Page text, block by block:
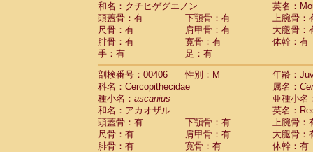
和名：クチヒゲグエノン
英名：
頭蓋骨：有
下顎骨：有
上腕骨：
尺骨：有
肩甲骨：有
大腿骨：
腓骨：有
寛骨：有
体幹：有
手：有
足：有
剖検番号：00406
性別：M
年齢：
科名：Cercopithecidae
属名：
種小名： ascanius
亜種小名
和名：アカオザル
英名：
頭蓋骨：有
下顎骨：有
上腕骨：
尺骨：有
肩甲骨：有
大腿骨：
腓骨：有
寛骨：有
体幹：有